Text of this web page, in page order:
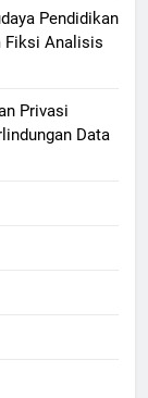
Pendidikan
Fiksi Analisis
Privasi
Data